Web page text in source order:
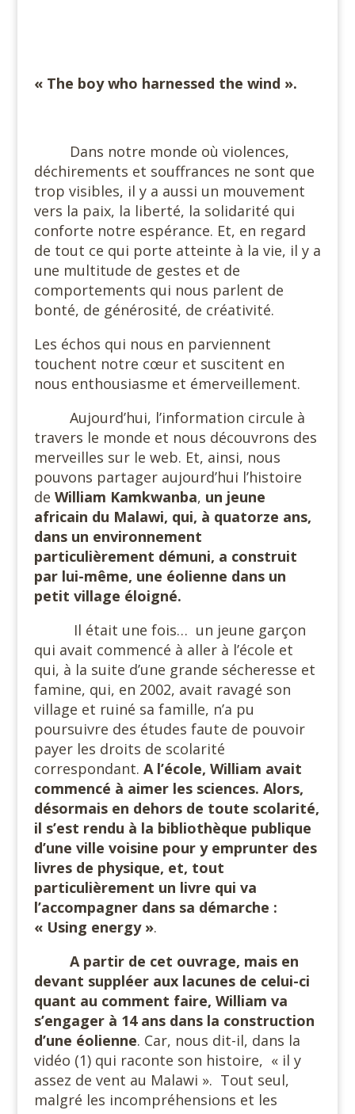
« The boy who harnessed the wind ».
Dans notre monde où violences,
déchirements et souffrances ne sont que
trop visibles, il y a aussi un mouvement
vers la paix, la liberté, la solidarité qui
conforte notre espérance. Et, en regard
de tout ce qui porte atteinte à la vie, il y a
une multitude de gestes et de
comportements qui nous parlent de
bonté, de générosité, de créativité.
Les échos qui nous en parviennent
touchent notre cœur et suscitent en
nous enthousiasme et émerveillement.
Aujourd’hui, l’information circule à
travers le monde et nous découvrons des
merveilles sur le web. Et, ainsi, nous
pouvons partager aujourd’hui l’histoire
de William Kamkwanba, un jeune
africain du Malawi, qui, à quatorze ans,
dans un environnement
particulièrement démuni, a construit
par lui-même, une éolienne dans un
petit village éloigné.
Il était une fois… un jeune garçon
qui avait commencé à aller à l’école et
qui, à la suite d’une grande sécheresse et
famine, qui, en 2002, avait ravagé son
village et ruiné sa famille, n’a pu
poursuivre des études faute de pouvoir
payer les droits de scolarité
correspondant. A l’école, William avait
commencé à aimer les sciences. Alors,
désormais en dehors de toute scolarité,
il s’est rendu à la bibliothèque publique
d’une ville voisine pour y emprunter des
livres de physique, et, tout
particulièrement un livre qui va
l’accompagner dans sa démarche :
« Using energy ».
A partir de cet ouvrage, mais en
devant suppléer aux lacunes de celui-ci
quant au comment faire, William va
s’engager à 14 ans dans la construction
d’une éolienne. Car, nous dit-il, dans la
vidéo (1) qui raconte son histoire, « il y
assez de vent au Malawi ». Tout seul,
malgré les incompréhensions et les